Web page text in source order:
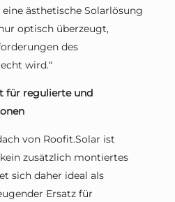
ästhetische Solarlösung
optisch überzeugt,
des
wird.“
für regulierte und
von Roofit.Solar ist
zusätzlich montiertes
sich daher ideal als
Ersatz für